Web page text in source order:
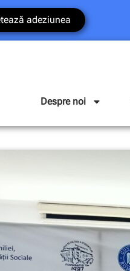
adeziunea
Despre noi